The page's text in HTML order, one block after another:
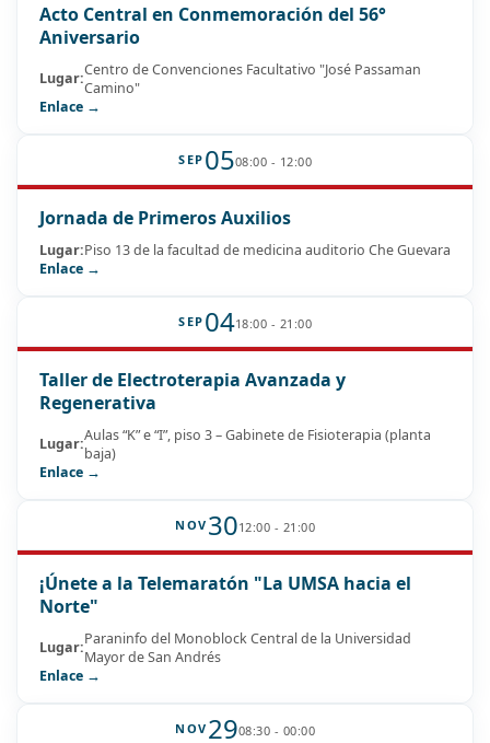
Acto Central en Conmemoración del 56°
Aniversario
Lugar:Centro de Convenciones Facultativo "José Passaman
Camino"
Enlace →
SEP 0508:00 - 12:00
Jornada de Primeros Auxilios
Lugar:Piso 13 de la facultad de medicina auditorio Che Guevara
Enlace →
SEP 0418:00 - 21:00
Taller de Electroterapia Avanzada y
Regenerativa
Lugar:Aulas “K” e “I”, piso 3 – Gabinete de Fisioterapia (planta
baja)
Enlace →
NOV 3012:00 - 21:00
¡Únete a la Telemaratón "La UMSA hacia el
Norte"
Lugar:Paraninfo del Monoblock Central de la Universidad
Mayor de San Andrés
Enlace →
NOV 2908:30 - 00:00